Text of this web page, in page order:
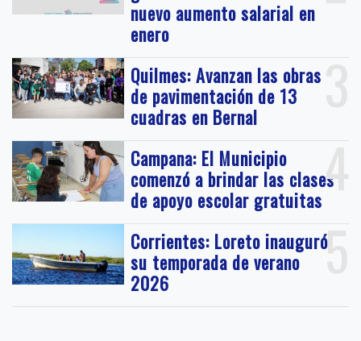
nuevo aumento salarial en
enero
3
Quilmes: Avanzan las obras
de pavimentación de 13
cuadras en Bernal
4
Campana: El Municipio
comenzó a brindar las clases
de apoyo escolar gratuitas
5
Corrientes: Loreto inauguró
su temporada de verano
2026